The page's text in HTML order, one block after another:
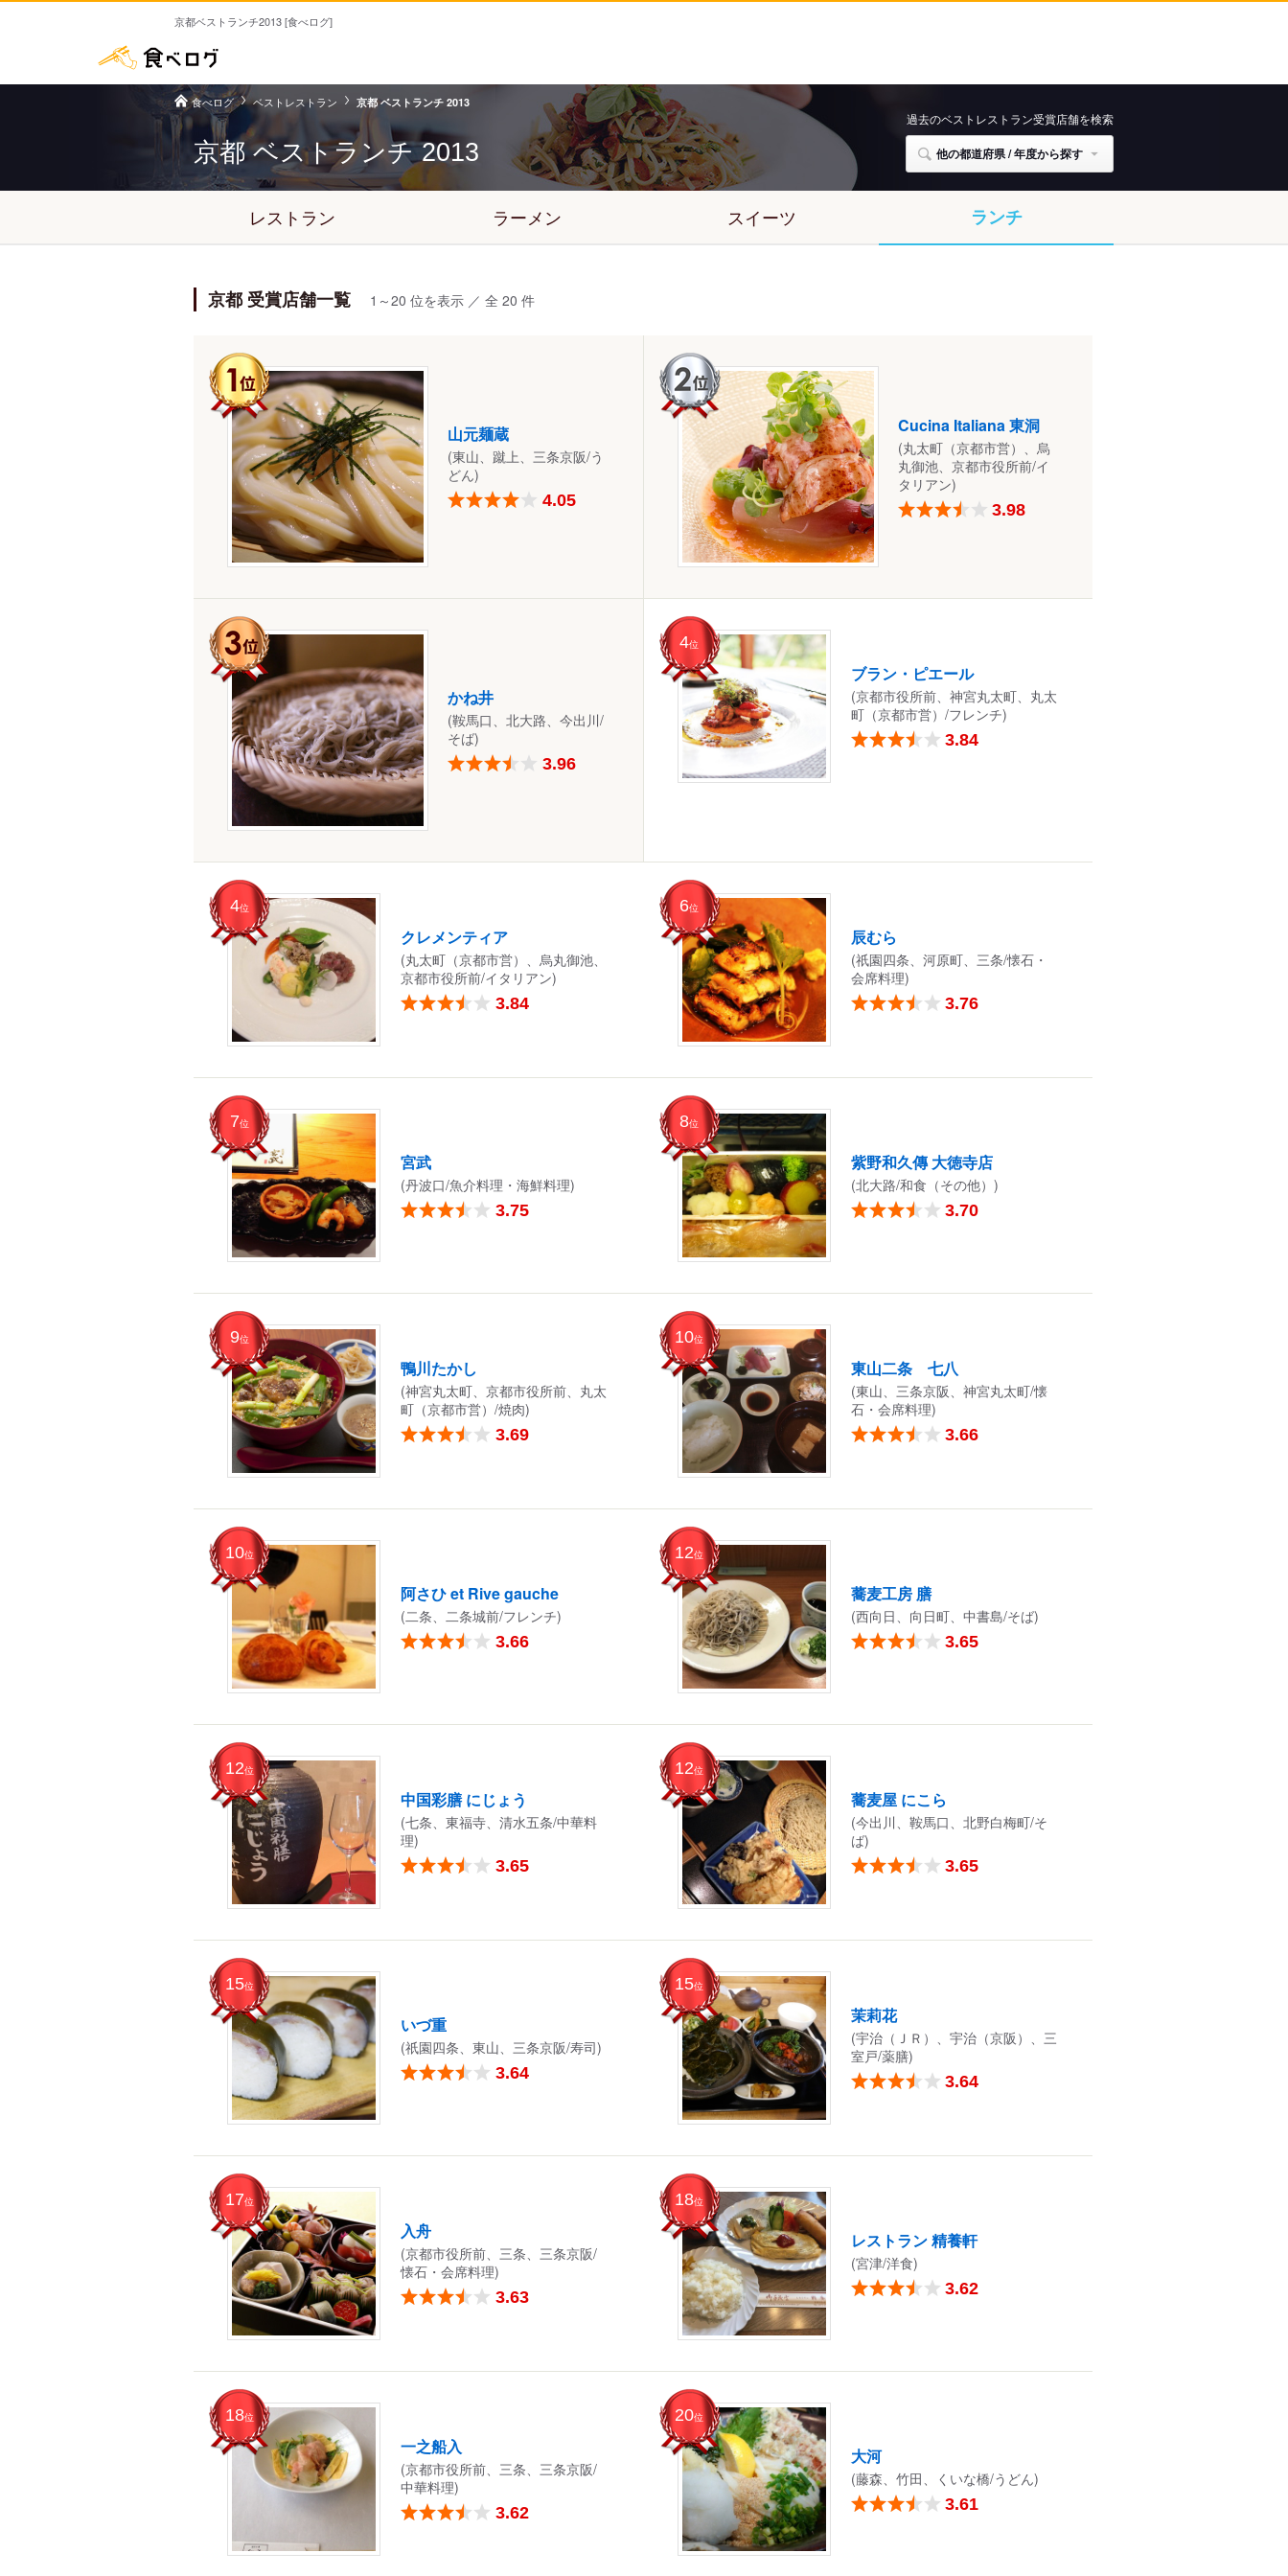
京都ベストランチ2013 [食べログ]
食べログ ベストレストラン 京都 ベストランチ 2013
京都 ベストランチ2013
過去のベストレストラン受賞店舗を検索
他の都道府県 / 年度から探す
レストラン ラーメン スイーツ ランチ
京都 受賞店舗一覧 1～20 位を表示 ／ 全 20 件
山元麺蔵
(東山、蹴上、三条京阪/う
どん)
4.05
Cucina Italiana 東洞
(丸太町（京都市営）、烏
丸御池、京都市役所前/イ
タリアン)
3.98
かね井
(鞍馬口、北大路、今出川/
そば)
3.96
4位
ブラン・ピエール
(京都市役所前、神宮丸太町、丸太
町（京都市営）/フレンチ)
3.84
4位
クレメンティア
(丸太町（京都市営）、烏丸御池、
京都市役所前/イタリアン)
3.84
6位
辰むら
(祇園四条、河原町、三条/懐石・
会席料理)
3.76
7位
宮武
(丹波口/魚介料理・海鮮料理)
3.75
8位
紫野和久傳 大徳寺店
(北大路/和食（その他）)
3.70
9位
鴨川たかし
(神宮丸太町、京都市役所前、丸太
町（京都市営）/焼肉)
3.69
10位
東山二条 七八
(東山、三条京阪、神宮丸太町/懐
石・会席料理)
3.66
10位
阿さひ et Rive gauche
(二条、二条城前/フレンチ)
3.66
12位
蕎麦工房 膳
(西向日、向日町、中書島/そば)
3.65
12位
中国彩膳 にじょう
(七条、東福寺、清水五条/中華料
理)
3.65
12位
蕎麦屋 にこら
(今出川、鞍馬口、北野白梅町/そ
ば)
3.65
15位
いづ重
(祇園四条、東山、三条京阪/寿司)
3.64
15位
茉莉花
(宇治（ＪＲ）、宇治（京阪）、三
室戸/薬膳)
3.64
17位
入舟
(京都市役所前、三条、三条京阪/
懐石・会席料理)
3.63
18位
レストラン 精養軒
(宮津/洋食)
3.62
18位
一之船入
(京都市役所前、三条、三条京阪/
中華料理)
3.62
20位
大河
(藤森、竹田、くいな橋/うどん)
3.61